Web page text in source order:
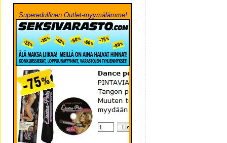
Superedullinen Outlet-myymälämme!